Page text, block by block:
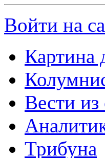
Войти на
Картина
Вести из
Трибуна